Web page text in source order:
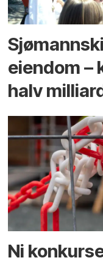
eiendom –
halv
Ni